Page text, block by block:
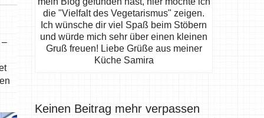
–
die "Vielfalt des Vegetarismus" zeigen.
Ich wünsche dir viel Spaß beim Stöbern
und würde mich sehr über einen kleinen
Gruß freuen! Liebe Grüße aus meiner
Küche Samira
Keinen Beitrag mehr verpassen